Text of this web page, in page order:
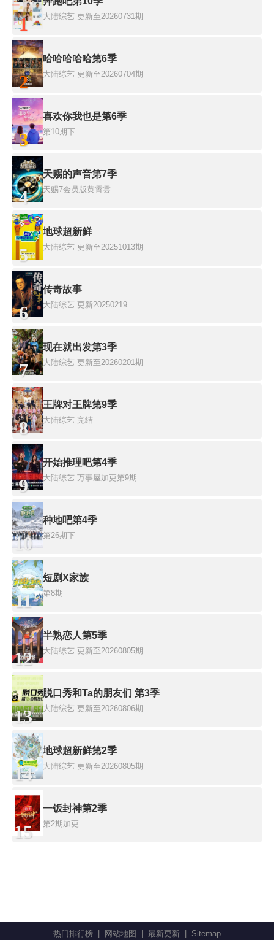
1 大陆综艺 更新至20260731期
2
哈哈哈哈哈第6季
大陆综艺 更新至20260704期
3
喜欢你我也是第6季
第10期下
4
天赐的声音第7季
天赐7会员版黄霄雲
5
地球超新鲜
大陆综艺 更新至20251013期
6
传奇故事
大陆综艺 更新20250219
7
现在就出发第3季
大陆综艺 更新至20260201期
8
王牌对王牌第9季
大陆综艺 完结
9
开始推理吧第4季
大陆综艺 万事屋加更第9期
10
种地吧第4季
第26期下
11
短剧X家族
第8期
12
半熟恋人第5季
大陆综艺 更新至20260805期
13
脱口秀和Ta的朋友们 第3季
大陆综艺 更新至20260806期
14
地球超新鲜第2季
大陆综艺 更新至20260805期
15
一饭封神第2季
第2期加更
热门排行榜 网站地图 最新更新 Sitemap